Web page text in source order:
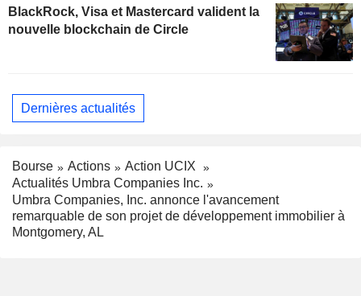
BlackRock, Visa et Mastercard valident la
nouvelle blockchain de Circle
Dernières actualités
Bourse Actions
Action UCIX
Actualités Umbra Companies Inc.
Umbra Companies, Inc. annonce l'avancement
remarquable de son projet de développement immobilier à
Montgomery, AL